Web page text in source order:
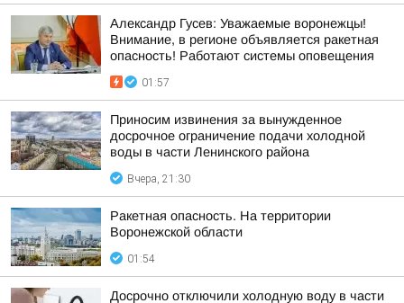
Александр Гусев: Уважаемые воронежцы!
Внимание, в регионе объявляется ракетная
опасность! Работают системы оповещения
01:57
Приносим извинения за вынужденное
досрочное ограничение подачи холодной
воды в части Ленинского района
Вчера, 21:30
Ракетная опасность. На территории
Воронежской области
01:54
Досрочно отключили холодную воду в части